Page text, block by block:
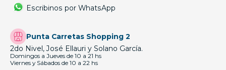
Escribinos por WhatsApp
Punta Carretas Shopping 2
2do Nivel, José Ellauri y Solano García.
Domingos a Jueves de 10 a 21 hs
Viernes y Sábados de 10 a 22 hs